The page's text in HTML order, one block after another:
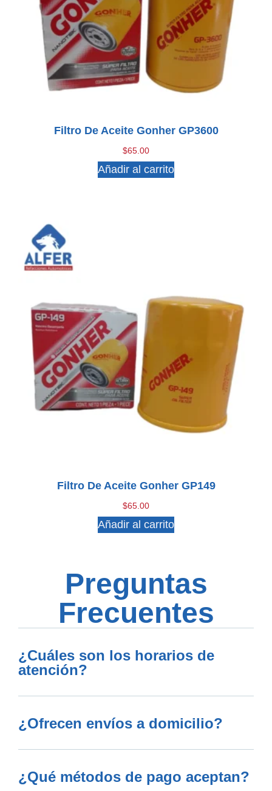
Filtro De Aceite Gonher GP3600
$65.00
Añadir al carrito
Filtro De Aceite Gonher GP149
$65.00
Añadir al carrito
Preguntas
Frecuentes
¿Cuáles son los horarios de
atención?
¿Ofrecen envíos a domicilio?
¿Qué métodos de pago aceptan?